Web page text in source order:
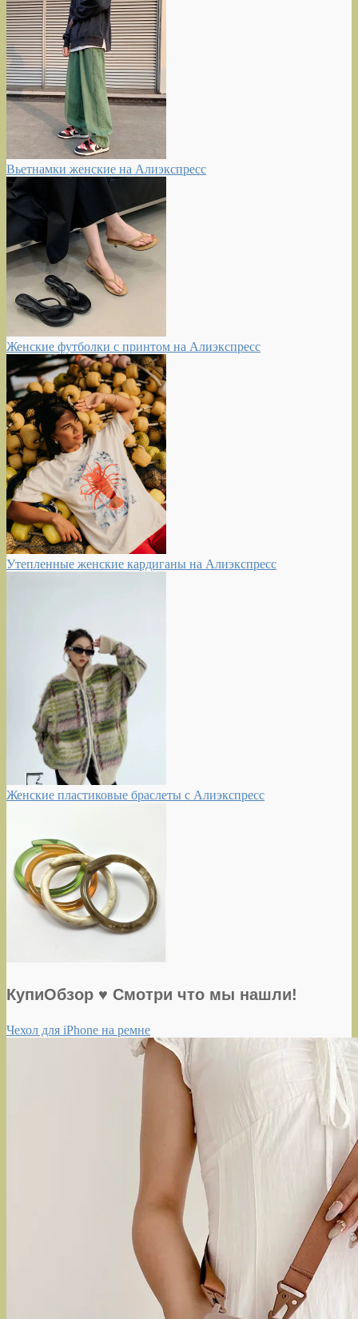
Вьетнамки женские на Алиэкспресс
Женские футболки с принтом на Алиэкспресс
Утепленные женские кардиганы на Алиэкспресс
Женские пластиковые браслеты с Алиэкспресс
КупиОбзор ♥ Смотри что мы нашли!
Чехол для iPhone на ремне